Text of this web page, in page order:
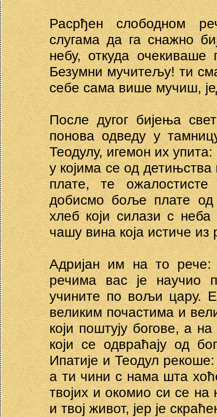
Расрђен слободном
слугама да га снажно
небу, откуда
Безумни мучитељу! ти
себе сама више мучиш,
После дугог бијења
понова одведу у
Теодулу, игемон их
у којима се од детињства
плате, те
добисмо боље плате
хлеб који силази с
чашу вина која истиче
Адријан им на то
речима вас је научио
учините по вољи цару.
великим почастима и
који поштују богове, а
који се одвраћају од
Ипатије и Теодул
а ти чини с нама шта
твојих и окомио си се на
и твој живот, јер је